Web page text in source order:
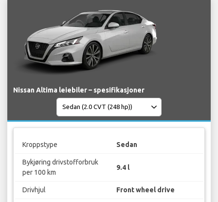
Nissan Altima leiebiler – spesifikasjoner
Kroppstype Sedan
Bykjøring drivstofforbruk
per 100 km
9.4 l
Drivhjul Front wheel drive